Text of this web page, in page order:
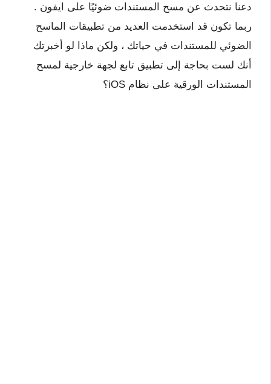
دعنا نتحدث عن مسح المستندات ضوئيًا على ايفون .
ربما تكون قد استخدمت العديد من تطبيقات الماسح
الضوئي للمستندات في حياتك ، ولكن ماذا لو أخبرتك
أنك لست بحاجة إلى تطبيق تابع لجهة خارجية لمسح
المستندات الورقية على نظام iOS؟